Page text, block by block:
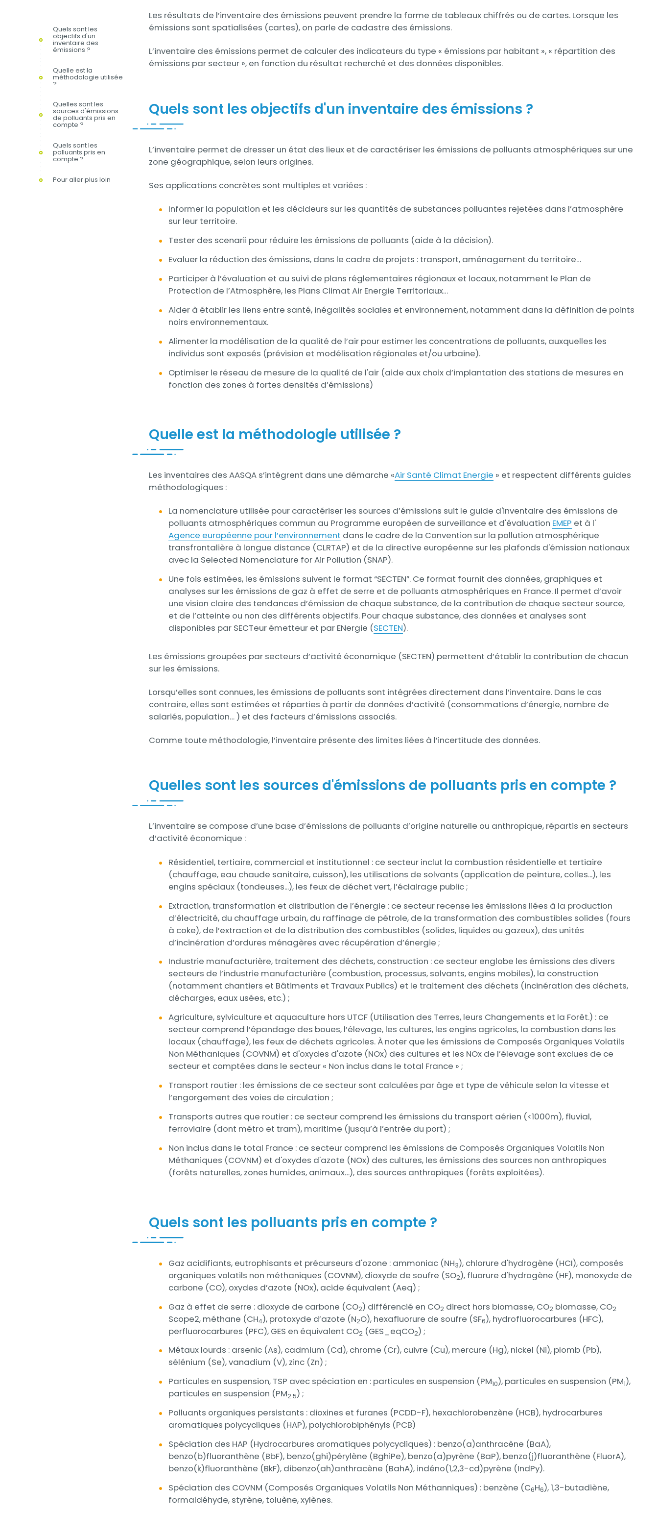
Quels sont les
objectifs d'un
inventaire des
émissions ?
Quelle est la
méthodologie utilisée
?
Quelles sont les
sources d'émissions
de polluants pris en
compte ?
Quels sont les
polluants pris en
compte ?
Pour aller plus loin
Les résultats de l’inventaire des émissions peuvent prendre la forme de tableaux chiffrés ou de cartes. Lorsque les
émissions sont spatialisées (cartes), on parle de cadastre des émissions.
L’inventaire des émissions permet de calculer des indicateurs du type « émissions par habitant », « répartition des
émissions par secteur », en fonction du résultat recherché et des données disponibles.
Quels sont les objectifs d'un inventaire des émissions ?
Contenu
L’inventaire permet de dresser un état des lieux et de caractériser les émissions de polluants atmosphériques sur une
zone géographique, selon leurs origines.
Ses applications concrètes sont multiples et variées :
Informer la population et les décideurs sur les quantités de substances polluantes rejetées dans l’atmosphère
sur leur territoire.
Tester des scenarii pour réduire les émissions de polluants (aide à la décision).
Evaluer la réduction des émissions, dans le cadre de projets : transport, aménagement du territoire…
Participer à l’évaluation et au suivi de plans réglementaires régionaux et locaux, notamment le Plan de
Protection de l’Atmosphère, les Plans Climat Air Energie Territoriaux…
Aider à établir les liens entre santé, inégalités sociales et environnement, notamment dans la définition de points
noirs environnementaux.
Alimenter la modélisation de la qualité de l’air pour estimer les concentrations de polluants, auxquelles les
individus sont exposés (prévision et modélisation régionales et/ou urbaine).
Optimiser le réseau de mesure de la qualité de l'air (aide aux choix d’implantation des stations de mesures en
fonction des zones à fortes densités d’émissions)
Quelle est la méthodologie utilisée ?
Contenu
Les inventaires des AASQA s’intègrent dans une démarche «Air Santé Climat Energie » et respectent différents guides
méthodologiques :
La nomenclature utilisée pour caractériser les sources d’émissions suit le guide d'inventaire des émissions de
polluants atmosphériques commun au Programme européen de surveillance et d'évaluation EMEP et à l'
Agence européenne pour l’environnement dans le cadre de la Convention sur la pollution atmosphérique
transfrontalière à longue distance (CLRTAP) et de la directive européenne sur les plafonds d'émission nationaux
avec la Selected Nomenclature for Air Pollution (SNAP).
Une fois estimées, les émissions suivent le format “SECTEN”. Ce format fournit des données, graphiques et
analyses sur les émissions de gaz à effet de serre et de polluants atmosphériques en France. Il permet d’avoir
une vision claire des tendances d’émission de chaque substance, de la contribution de chaque secteur source,
et de l’atteinte ou non des différents objectifs. Pour chaque substance, des données et analyses sont
disponibles par SECTeur émetteur et par ENergie (SECTEN).
Les émissions groupées par secteurs d’activité économique (SECTEN) permettent d’établir la contribution de chacun
sur les émissions.
Lorsqu’elles sont connues, les émissions de polluants sont intégrées directement dans l’inventaire. Dans le cas
contraire, elles sont estimées et réparties à partir de données d’activité (consommations d’énergie, nombre de
salariés, population… ) et des facteurs d’émissions associés.
Comme toute méthodologie, l’inventaire présente des limites liées à l’incertitude des données.
Quelles sont les sources d'émissions de polluants pris en compte ?
Contenu
L’inventaire se compose d’une base d’émissions de polluants d’origine naturelle ou anthropique, répartis en secteurs
d’activité économique :
Résidentiel, tertiaire, commercial et institutionnel : ce secteur inclut la combustion résidentielle et tertiaire
(chauffage, eau chaude sanitaire, cuisson), les utilisations de solvants (application de peinture, colles...), les
engins spéciaux (tondeuses...), les feux de déchet vert, l’éclairage public ;
Extraction, transformation et distribution de l’énergie : ce secteur recense les émissions liées à la production
d’électricité, du chauffage urbain, du raffinage de pétrole, de la transformation des combustibles solides (fours
à coke), de l’extraction et de la distribution des combustibles (solides, liquides ou gazeux), des unités
d’incinération d’ordures ménagères avec récupération d’énergie ;
Industrie manufacturière, traitement des déchets, construction : ce secteur englobe les émissions des divers
secteurs de l’industrie manufacturière (combustion, processus, solvants, engins mobiles), la construction
(notamment chantiers et Bâtiments et Travaux Publics) et le traitement des déchets (incinération des déchets,
décharges, eaux usées, etc.) ;
Agriculture, sylviculture et aquaculture hors UTCF (Utilisation des Terres, leurs Changements et la Forêt.) : ce
secteur comprend l’épandage des boues, l’élevage, les cultures, les engins agricoles, la combustion dans les
locaux (chauffage), les feux de déchets agricoles. À noter que les émissions de Composés Organiques Volatils
Non Méthaniques (COVNM) et d'oxydes d'azote (NOx) des cultures et les NOx de l’élevage sont exclues de ce
secteur et comptées dans le secteur « Non inclus dans le total France » ;
Transport routier : les émissions de ce secteur sont calculées par âge et type de véhicule selon la vitesse et
l’engorgement des voies de circulation ;
Transports autres que routier : ce secteur comprend les émissions du transport aérien (<1000m), fluvial,
ferroviaire (dont métro et tram), maritime (jusqu’à l’entrée du port) ;
Non inclus dans le total France : ce secteur comprend les émissions de Composés Organiques Volatils Non
Méthaniques (COVNM) et d'oxydes d'azote (NOx) des cultures, les émissions des sources non anthropiques
(forêts naturelles, zones humides, animaux…), des sources anthropiques (forêts exploitées).
Quels sont les polluants pris en compte ?
ContenuGaz acidifiants, eutrophisants et précurseurs d'ozone : ammoniac (NH3), chlorure d'hydrogène (HCI), composés
organiques volatils non méthaniques (COVNM), dioxyde de soufre (SO2), fluorure d'hydrogène (HF), monoxyde de
carbone (CO), oxydes d’azote (NOx), acide équivalent (Aeq) ;
Gaz à effet de serre : dioxyde de carbone (CO2) différencié en CO2 direct hors biomasse, CO2 biomasse, CO2
Scope2, méthane (CH4), protoxyde d’azote (N2O), hexafluorure de soufre (SF6), hydrofluorocarbures (HFC),
perfluorocarbures (PFC), GES en équivalent CO2 (GES_eqCO2) ;
Métaux lourds : arsenic (As), cadmium (Cd), chrome (Cr), cuivre (Cu), mercure (Hg), nickel (Ni), plomb (Pb),
sélénium (Se), vanadium (V), zinc (Zn) ;
Particules en suspension, TSP avec spéciation en : particules en suspension (PM10), particules en suspension (PM1),
particules en suspension (PM2.5) ;
Polluants organiques persistants : dioxines et furanes (PCDD-F), hexachlorobenzène (HCB), hydrocarbures
aromatiques polycycliques (HAP), polychlorobiphényls (PCB)
Spéciation des HAP (Hydrocarbures aromatiques polycycliques) : benzo(a)anthracène (BaA),
benzo(b)fluoranthène (BbF), benzo(ghi)pérylène (BghiPe), benzo(a)pyrène (BaP), benzo(j)fluoranthène (FluorA),
benzo(k)fluoranthène (BkF), dibenzo(ah)anthracène (BahA), indéno(1,2,3-cd)pyrène (IndPy).
Spéciation des COVNM (Composés Organiques Volatils Non Méthanniques) : benzène (C6H6), 1,3-butadiène,
formaldéhyde, styrène, toluène, xylènes.